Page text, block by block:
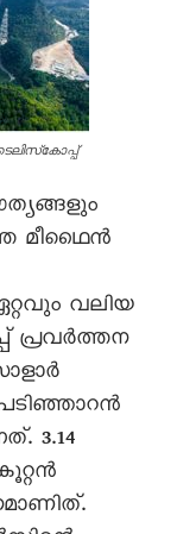
മീഥൈൻ
വലിയ
പ്രവർത്തന
3.14